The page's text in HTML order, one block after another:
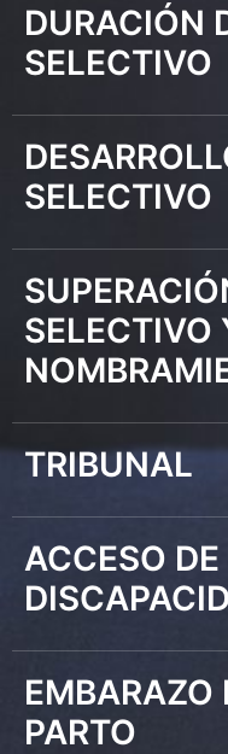
DURACIÓN
SELECTIVO
SELECTIVO
SELECTIVO
TRIBUNAL
ACCESO
EMBARAZO
PARTO